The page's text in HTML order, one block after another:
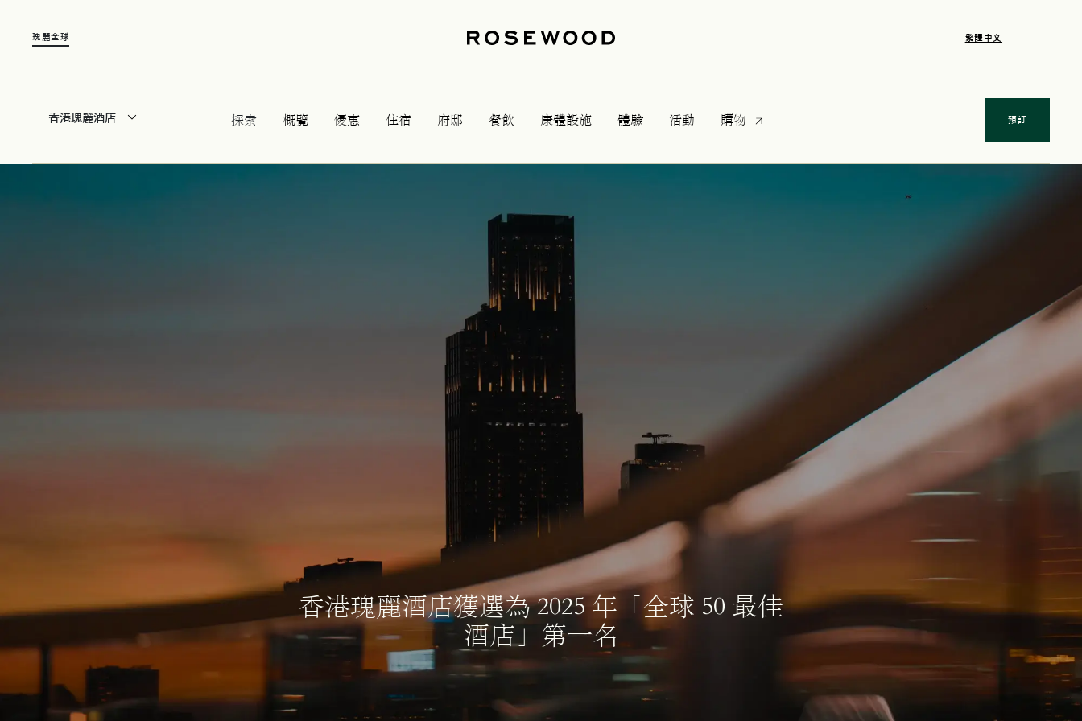
瑰麗全球 繁體中文
香港瑰麗酒店 探索 概覽 優惠 住宿 府邸 餐飲 康體設施 體驗 活動 購物 opens in a new tab 預訂
香港瑰麗酒店
翱翔天際的都市莊園​